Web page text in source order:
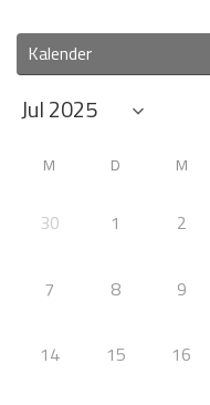
Kalender
M D M
30 1 2
7 8 9
14 15 16